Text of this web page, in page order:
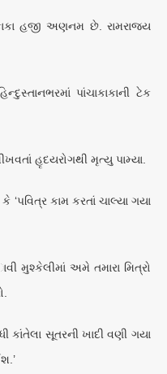
હજી અણનમ છે. રામરાજ્ય
પાંચાકાકાની ટેક
હૃદયરોગથી મૃત્યુ પામ્યા.
કામ કરતાં ચાલ્યા ગયા
મુશ્કેલીમાં અમે તમારા મિત્રો
કાંતેલા સૂતરની ખાદી વણી ગયા